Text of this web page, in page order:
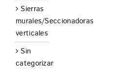
Sierras
murales/Seccionadoras
verticales
Sin
categorizar